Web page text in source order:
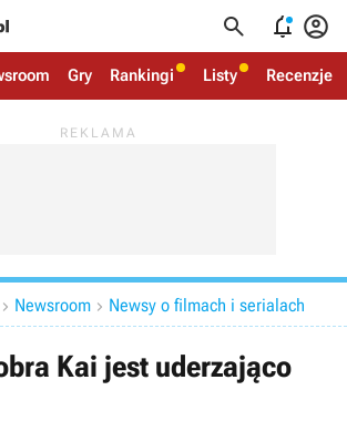
  
Gry Rankingi Listy Recenzje
 Newsroom  Newsy o filmach i serialach
Kai jest uderzająco